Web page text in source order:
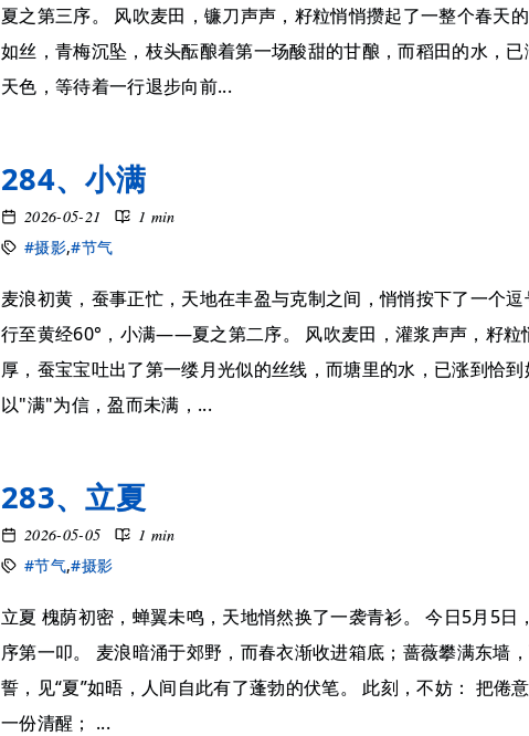
夏之第三序。 风吹麦田，镰刀声声，籽粒悄悄攒起了一整个春天
如丝，青梅沉坠，枝头酝酿着第一场酸甜的甘酿，而稻田的水，
天色，等待着一行退步向前...
284、小满
2026-05-21
1 min
#摄影,#节气
麦浪初黄，蚕事正忙，天地在丰盈与克制之间，悄悄按下了一个
行至黄经60°，小满——夏之第二序。 风吹麦田，灌浆声声，籽粒
厚，蚕宝宝吐出了第一缕月光似的丝线，而塘里的水，已涨到恰
以"满"为信，盈而未满，...
283、立夏
2026-05-05
1 min
#节气,#摄影
立夏 槐荫初密，蝉翼未鸣，天地悄然换了一袭青衫。 今日5月5日
序第一叩。 麦浪暗涌于郊野，而春衣渐收进箱底；蔷薇攀满东墙
誓，见“夏”如晤，人间自此有了蓬勃的伏笔。 此刻，不妨： 把倦
一份清醒； ...